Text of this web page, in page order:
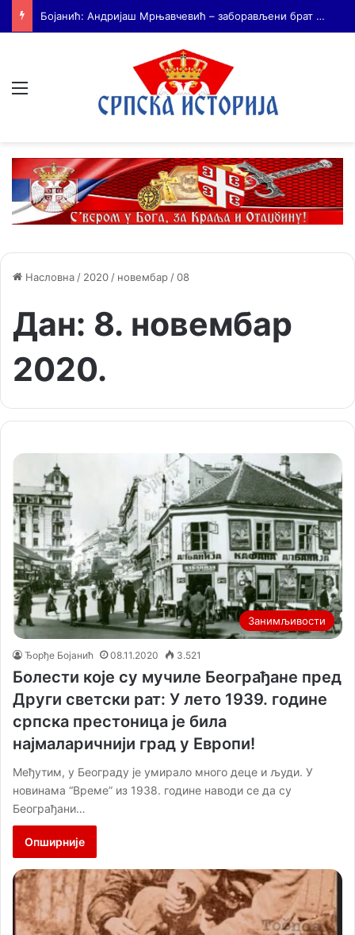
На Дражин дан у Лондону обележено 80. година од мучког убиства генерала Драгољуба Драже Михаиловића
Насловна / 2020 / новембар /08
Дан: 8. новембар
2020.
Занимљивости
Ђорђе Бојанић 08.11.2020 3.521
Болести које су мучиле Београђане пред
Други светски рат: У лето 1939. године
српска престоница је била
најмаларичнији град у Европи!
Међутим, у Београду је умирало много деце и људи. У
новинама “Време” из 1938. године наводи се да су
Београђани…
Опширније